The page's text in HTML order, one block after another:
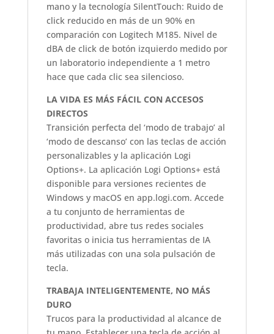
mano y la tecnología SilentTouch: Ruido de
click reducido en más de un 90% en
comparación con Logitech M185. Nivel de
dBA de click de botón izquierdo medido por
un laboratorio independiente a 1 metro
hace que cada clic sea silencioso.
LA VIDA ES MÁS FÁCIL CON ACCESOS
DIRECTOS
Transición perfecta del ‘modo de trabajo’ al
‘modo de descanso’ con las teclas de acción
personalizables y la aplicación Logi
Options+. La aplicación Logi Options+ está
disponible para versiones recientes de
Windows y macOS en app.logi.com. Accede
a tu conjunto de herramientas de
productividad, abre tus redes sociales
favoritas o inicia tus herramientas de IA
más utilizadas con una sola pulsación de
tecla.
TRABAJA INTELIGENTEMENTE, NO MÁS
DURO
Trucos para la productividad al alcance de